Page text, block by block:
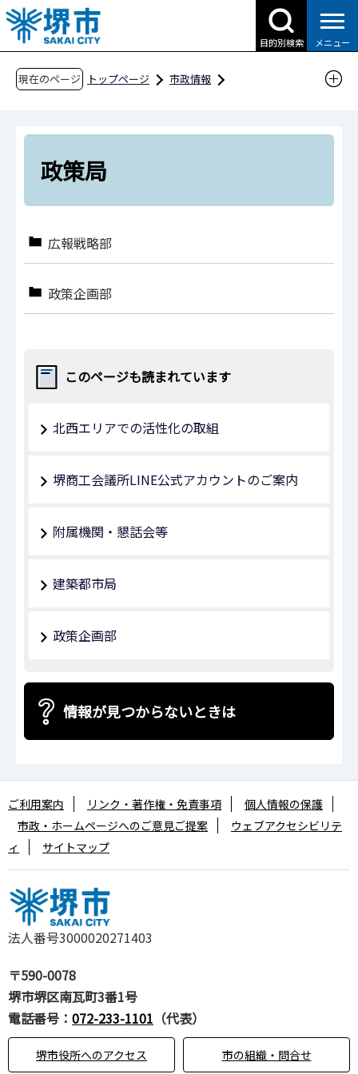
こ
の
ペ
目的別検索 メニュー
現在のページ トップページ
市政情報
政策局
政策局
広報戦略部
政策企画部
このページも読まれています
北西エリアでの活性化の取組
堺商工会議所LINE公式アカウントのご案内
附属機関・懇話会等
建築都市局
政策企画部
情報が見つからないときは
法人番号3000020271403
〒590-0078
堺市堺区南瓦町3番1号
電話番号： 072-233-1101 （代表）
堺市役所へのアクセス 市の組織・問合せ
ご利用案内 リンク・著作権・免責事項
個人情報の保護
市政・ホームページへのご意見ご提案
ウェブアクセシビリテ
ィ
サイトマップ